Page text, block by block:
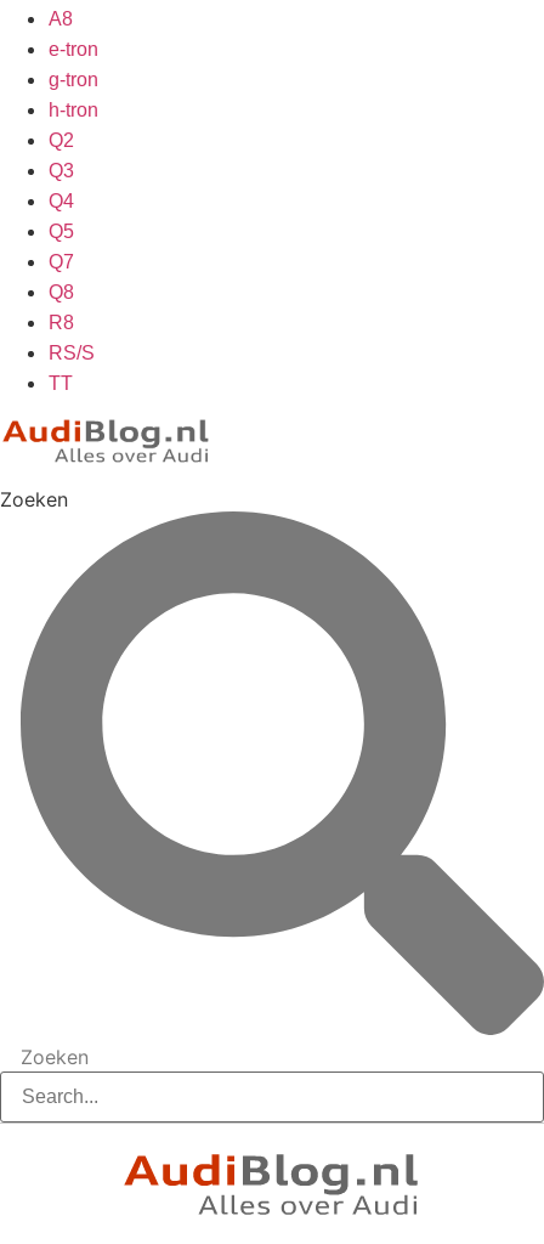
A8
e-tron
g-tron
h-tron
Q2
Q3
Q4
Q5
Q7
Q8
R8
RS/S
TT
Zoeken
Zoeken